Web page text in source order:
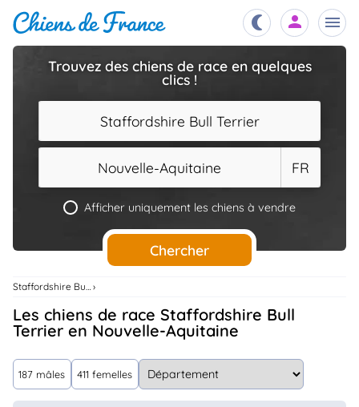
Services
..
Connexion
Trouvez des chiens de race en quelques
clics !
Staffordshire Bull Terrier
Nouvelle-Aquitaine FR
Afficher uniquement les chiens à vendre
Chercher
Staffordshire Bull Terrier
Les chiens de race Staffordshire Bull
Terrier en Nouvelle-Aquitaine
187 mâles 411 femelles